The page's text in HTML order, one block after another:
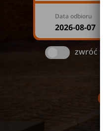
Data odbioru
zwróć